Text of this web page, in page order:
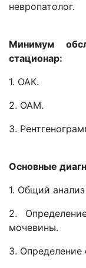
невропатолог.
Минимум
стационар:
1. ОАК.
2. ОАМ.
3.
Основные
1. Общий
2.
мочевины.
3. Определение